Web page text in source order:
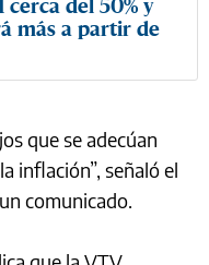
del 50% y
más a partir de
que se adecúan
inflación”, señaló el
comunicado.